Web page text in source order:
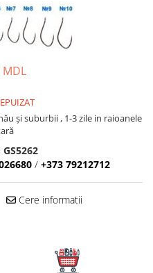
MDL
şi suburbii , 1-3 zile in raioanele
GS5262
/ +373 79212712
Cere informatii